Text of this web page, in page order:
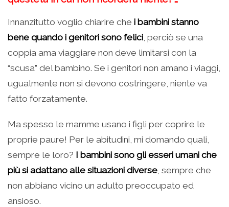
Innanzitutto voglio chiarire che i bambini stanno
bene quando i genitori sono felici, perciò se una
coppia ama viaggiare non deve limitarsi con la
“scusa” del bambino. Se i genitori non amano i viaggi,
ugualmente non si devono costringere, niente va
fatto forzatamente.
Ma spesso le mamme usano i figli per coprire le
proprie paure! Per le abitudini, mi domando quali,
sempre le loro? I bambini sono gli esseri umani che
più si adattano alle situazioni diverse, sempre che
non abbiano vicino un adulto preoccupato ed
ansioso.